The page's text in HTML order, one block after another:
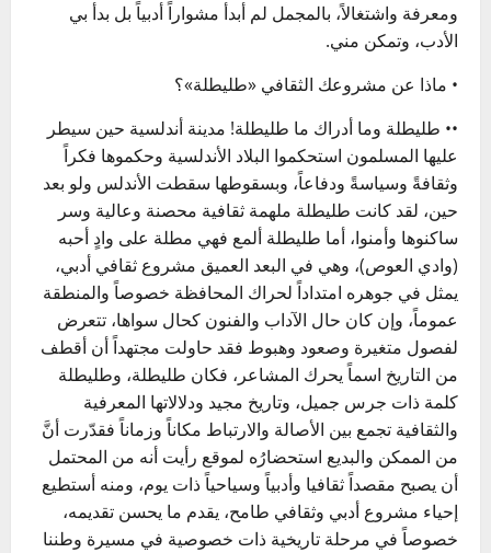
ومعرفة واشتغالاً، بالمجمل لم أبدأ مشواراً أدبياً بل بدأ بي
الأدب، وتمكن مني.
• ماذا عن مشروعك الثقافي «طليطلة»؟
•• طليطلة وما أدراك ما طليطلة! مدينة أندلسية حين سيطر
عليها المسلمون استحكموا البلاد الأندلسية وحكموها فكراً
وثقافةً وسياسةً ودفاعاً، وبسقوطها سقطت الأندلس ولو بعد
حين، لقد كانت طليطلة ملهمة ثقافية محصنة وعالية وسر
ساكنوها وأمنوا، أما طليطلة ألمع فهي مطلة على وادٍ أحبه
(وادي العوص)، وهي في البعد العميق مشروع ثقافي أدبي،
يمثل في جوهره امتداداً لحراك المحافظة خصوصاً والمنطقة
عموماً، وإن كان حال الآداب والفنون كحال سواها، تتعرض
لفصول متغيرة وصعود وهبوط فقد حاولت مجتهداً أن أقطف
من التاريخ اسماً يحرك المشاعر، فكان طليطلة، وطليطلة
كلمة ذات جرس جميل، وتاريخ مجيد ودلالاتها المعرفية
والثقافية تجمع بين الأصالة والارتباط مكاناً وزماناً فقدّرت أنَّ
من الممكن والبديع استحضارُه لموقع رأيت أنه من المحتمل
أن يصبح مقصداً ثقافيا وأدبياً وسياحياً ذات يوم، ومنه أستطيع
إحياء مشروع أدبي وثقافي طامح، يقدم ما يحسن تقديمه،
خصوصاً في مرحلة تاريخية ذات خصوصية في مسيرة وطننا